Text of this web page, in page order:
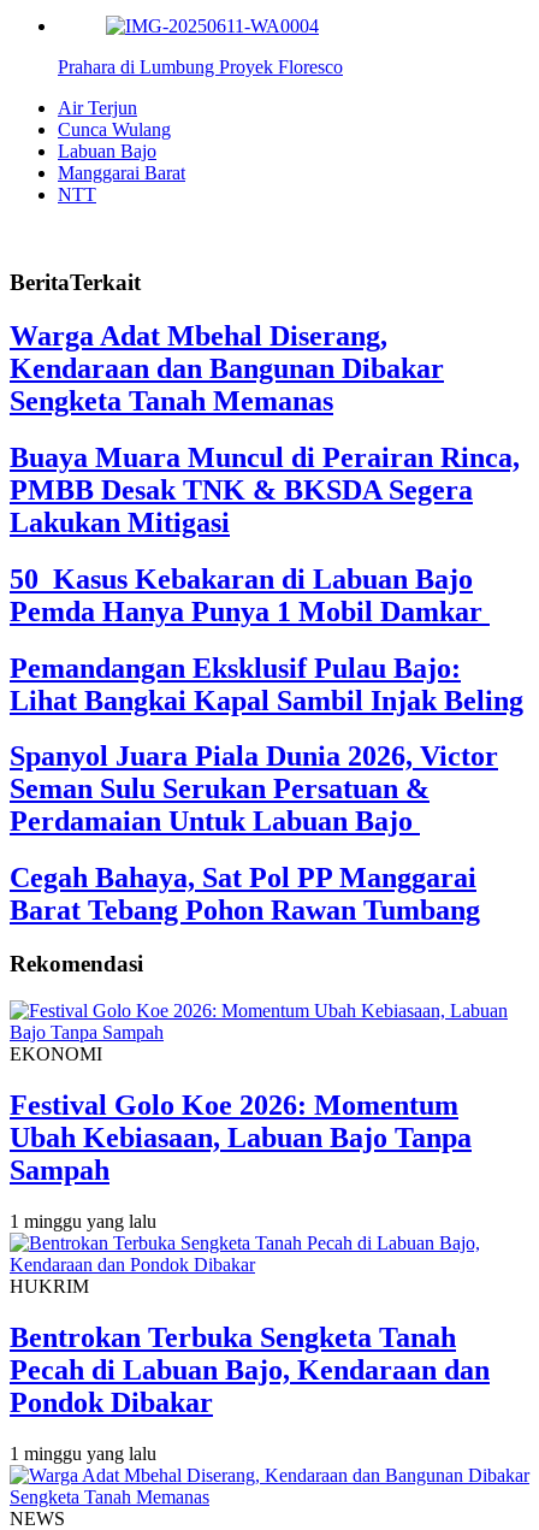
Prahara di Lumbung Proyek Floresco
Air Terjun
Cunca Wulang
Labuan Bajo
Manggarai Barat
NTT
BeritaTerkait
Warga Adat Mbehal Diserang,
Kendaraan dan Bangunan Dibakar
Sengketa Tanah Memanas
Buaya Muara Muncul di Perairan Rinca,
PMBB Desak TNK & BKSDA Segera
Lakukan Mitigasi
50 Kasus Kebakaran di Labuan Bajo
Pemda Hanya Punya 1 Mobil Damkar
Pemandangan Eksklusif Pulau Bajo:
Lihat Bangkai Kapal Sambil Injak Beling
Spanyol Juara Piala Dunia 2026, Victor
Seman Sulu Serukan Persatuan &
Perdamaian Untuk Labuan Bajo
Cegah Bahaya, Sat Pol PP Manggarai
Barat Tebang Pohon Rawan Tumbang
Rekomendasi
EKONOMI
Festival Golo Koe 2026: Momentum
Ubah Kebiasaan, Labuan Bajo Tanpa
Sampah
1 minggu yang lalu
HUKRIM
Bentrokan Terbuka Sengketa Tanah
Pecah di Labuan Bajo, Kendaraan dan
Pondok Dibakar
1 minggu yang lalu
NEWS